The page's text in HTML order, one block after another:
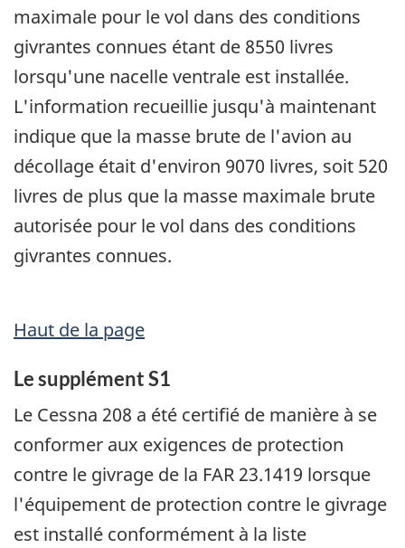
maximale pour le vol dans des conditions
givrantes connues étant de 8550 livres
lorsqu'une nacelle ventrale est installée.
L'information recueillie jusqu'à maintenant
indique que la masse brute de l'avion au
décollage était d'environ 9070 livres, soit 520
livres de plus que la masse maximale brute
autorisée pour le vol dans des conditions
givrantes connues.
Haut de la page
Le supplément S1
Le Cessna 208 a été certifié de manière à se
conformer aux exigences de protection
contre le givrage de la FAR 23.1419 lorsque
l'équipement de protection contre le givrage
est installé conformément à la liste